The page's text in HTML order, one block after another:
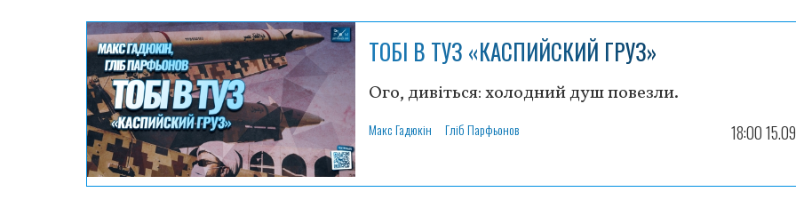
ТОБІ В ТУЗ «КАСПИЙСКИЙ ГРУЗ»
Ого, дивіться: холодний душ повезли.
Макс Гадюкін Гліб Парфьонов 18:00